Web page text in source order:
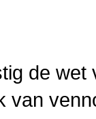
de wet
van